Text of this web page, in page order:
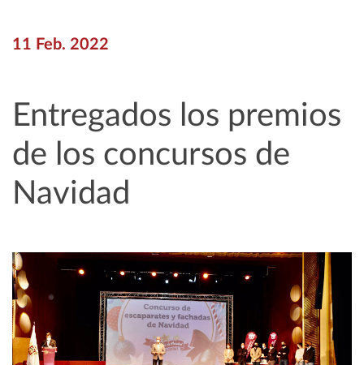
11 Feb. 2022
Entregados los premios
de los concursos de
Navidad